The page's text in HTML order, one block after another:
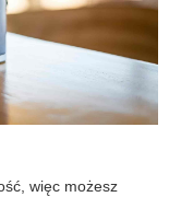
więc możesz